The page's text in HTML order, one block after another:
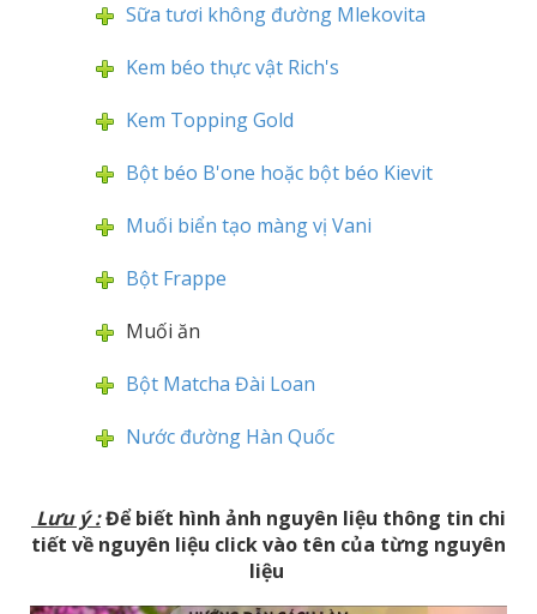
Sữa tươi không đường Mlekovita
Kem béo thực vật Rich's
Kem Topping Gold
Bột béo B'one hoặc bột béo Kievit
Muối biển tạo màng vị Vani
Bột Frappe
Muối ăn
Bột Matcha Đài Loan
Nước đường Hàn Quốc
Lưu ý :Để biết hình ảnh nguyên liệu thông tin chi
tiết về nguyên liệu click vào tên của từng nguyên
liệu